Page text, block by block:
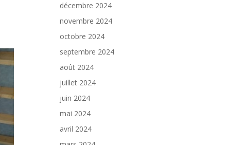
décembre 2024
novembre 2024
octobre 2024
septembre 2024
août 2024
juillet 2024
juin 2024
mai 2024
avril 2024